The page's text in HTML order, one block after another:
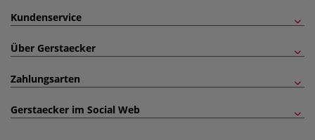
Kundenservice
Über Gerstaecker
Zahlungsarten
Gerstaecker im Social Web